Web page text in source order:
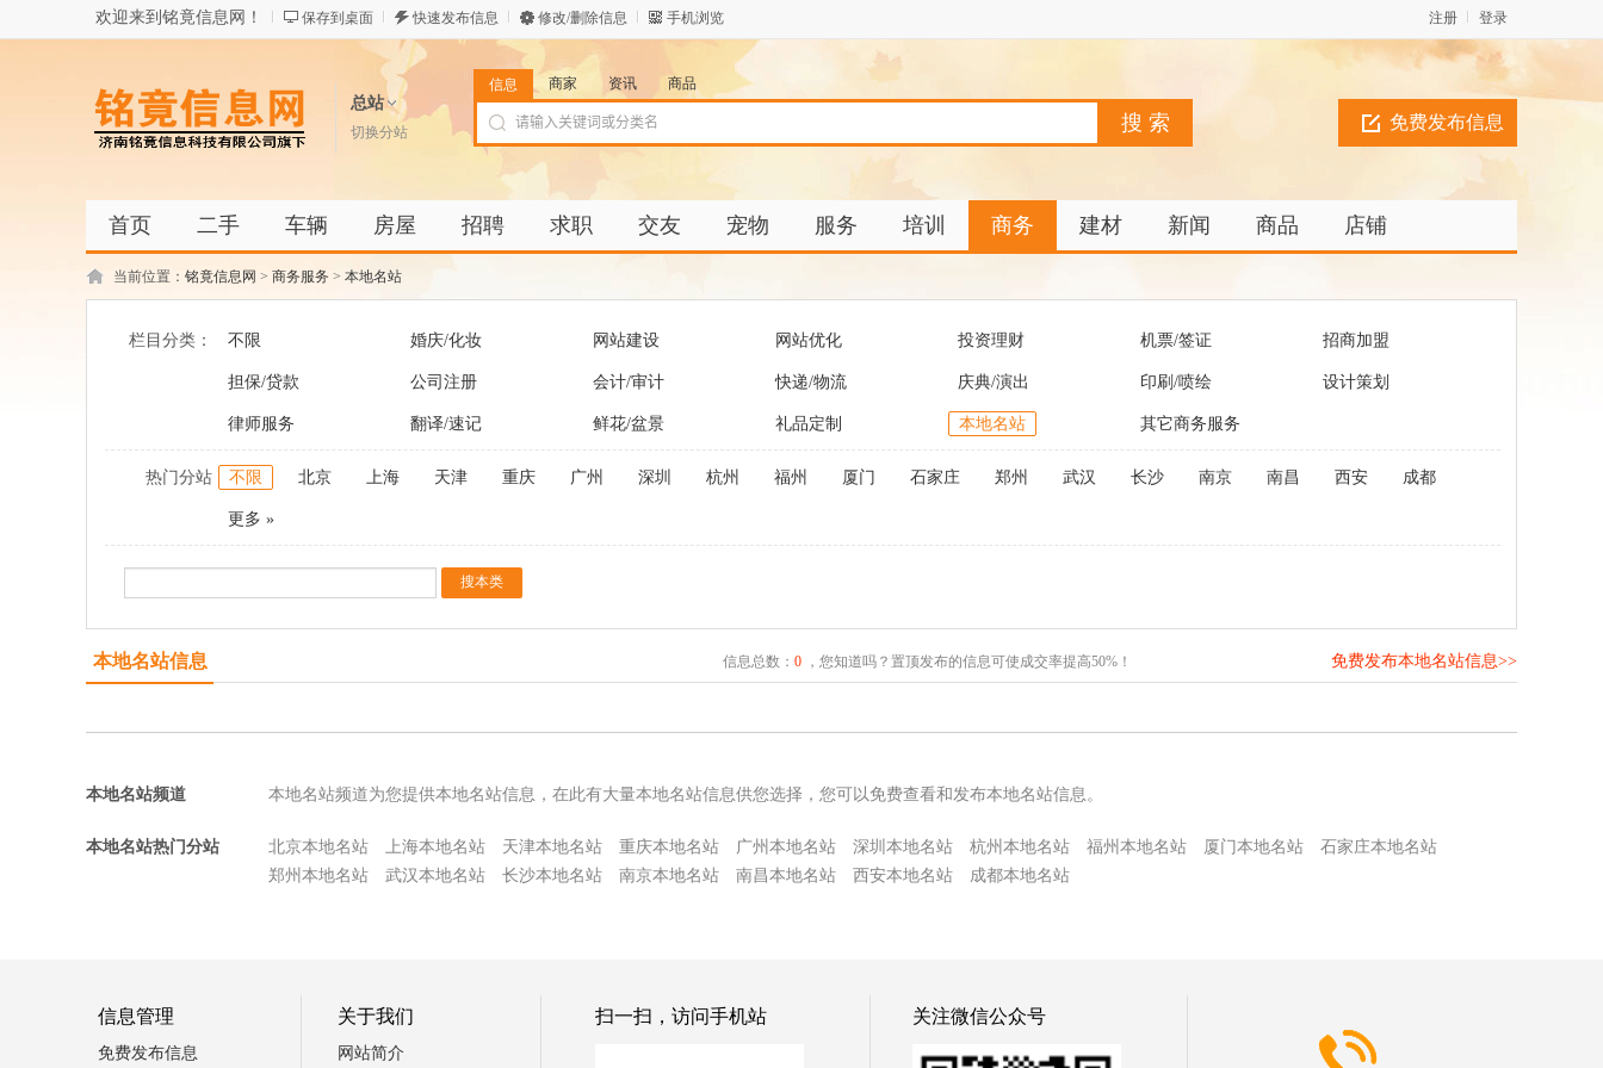
欢迎来到铭竟信息网！ 保存到桌面 快速发布信息 修改/删除信息 手机浏览 登录
注册
总站
切换分站 免费发布信息
信息 商家 资讯 商品
首页 二手 车辆 房屋 招聘 求职 交友 宠物 服务 培训 商务 建材 新闻 商品 店铺
当前位置： 铭竟信息网 > 商务服务 > 本地名站
栏目分类： 不限 婚庆/化妆 网站建设 网站优化 投资理财 机票/签证 招商加盟
担保/贷款 公司注册 会计/审计 快递/物流 庆典/演出 印刷/喷绘 设计策划
律师服务 翻译/速记 鲜花/盆景 礼品定制 本地名站 其它商务服务
热门分站 不限 北京 上海 天津 重庆 广州 深圳 杭州 福州 厦门 石家庄 郑州 武汉 长沙 南京 南昌 西安 成都
更多 »
本地名站信息 信息总数： 0，您知道吗？置顶发布的信息可使成交率提高50%！ 免费发布本地名站信息>>
本地名站频道 本地名站频道为您提供本地名站信息，在此有大量本地名站信息供您选择，您可以免费查看和发布本地名站信息。
本地名站热门分站 北京本地名站 上海本地名站 天津本地名站 重庆本地名站 广州本地名站 深圳本地名站 杭州本地名站 福州本地名站 厦门本地名站
石家庄本地名站
郑州本地名站
武汉本地名站 长沙本地名站 南京本地名站 南昌本地名站 西安本地名站 成都本地名站
信息管理
免费发布信息
关于我们
网站简介
扫一扫，访问手机站 关注微信公众号